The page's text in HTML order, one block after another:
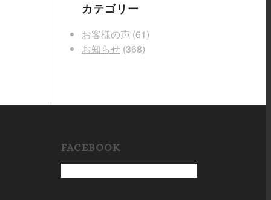
カテゴリー
お客様の声 (61)
お知らせ (368)
FACEBOOK